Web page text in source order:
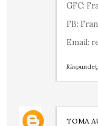
GFC:
FB:
Email:
TOMA